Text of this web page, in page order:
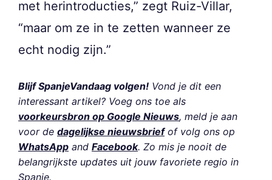
met herintroducties,” zegt Ruiz-Villar,
“maar om ze in te zetten wanneer ze
echt nodig zijn.”
Blijf SpanjeVandaag volgen! Vond je dit een
interessant artikel? Voeg ons toe als
voorkeursbron op Google Nieuws, meld je aan
voor de dagelijkse nieuwsbriefof volg ons op
WhatsApp and Facebook. Zo mis je nooit de
belangrijkste updates uit jouw favoriete regio in
Spanje.